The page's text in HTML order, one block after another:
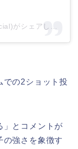
平 祐奈/たいらゆうな(@yunataira_official)がシェアした投稿
での2ショット投
」とコメントが
の強さを象徴す